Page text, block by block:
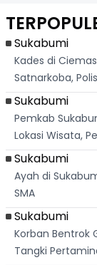
Sukabumi
Kades di
Satnarkoba,
Sukabumi
Pemkab
Lokasi Wisata,
Sukabumi
Ayah di
SMA
Sukabumi
Korban Bentrok
Tangki